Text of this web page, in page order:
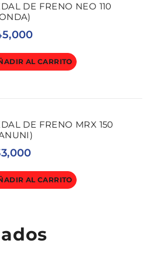
DE FRENO NEO 110
AL CARRITO
DE FRENO MRX 150
AL CARRITO